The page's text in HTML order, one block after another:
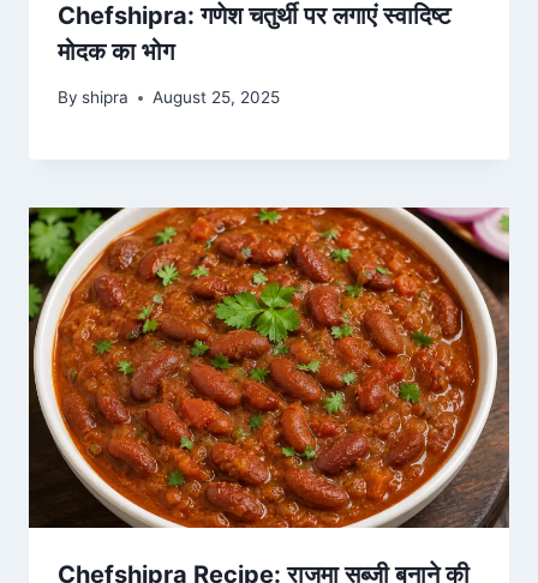
Chefshipra: गणेश चतुर्थी पर लगाएं स्वादिष्ट
मोदक का भोग
By shipra August 25, 2025
Chefshipra Recipe: राजमा सब्जी बनाने की